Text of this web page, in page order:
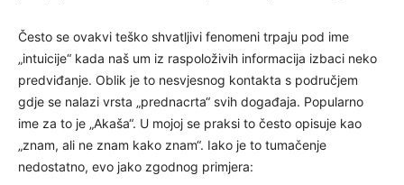
Često se ovakvi teško shvatljivi fenomeni trpaju pod ime
„intuicije“ kada naš um iz raspoloživih informacija izbaci neko
predviđanje. Oblik je to nesvjesnog kontakta s područjem
gdje se nalazi vrsta „prednacrta“ svih događaja. Popularno
ime za to je „Akaša“. U mojoj se praksi to često opisuje kao
„znam, ali ne znam kako znam“. Iako je to tumačenje
nedostatno, evo jako zgodnog primjera: